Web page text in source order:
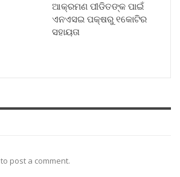
ଆକ୍ରମଣ ପୀଡିତଙ୍କ ପାଇଁ
ଏନଏସଇ ପକ୍ଷରୁ ୧କୋଟିର
ସହାୟତା
to post a comment.